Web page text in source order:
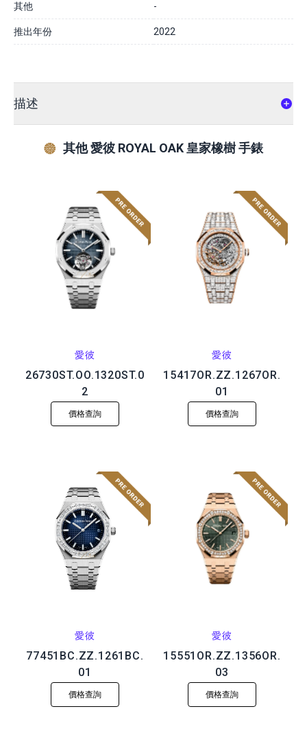
其他 -
推出年份 2022
描述
其他 愛彼 ROYAL OAK 皇家橡樹 手錶
愛彼
26730ST.OO.1320ST.0
2
價格查詢
愛彼
15417OR.ZZ.1267OR.
01
價格查詢
愛彼
77451BC.ZZ.1261BC.
01
價格查詢
愛彼
15551OR.ZZ.1356OR.
03
價格查詢